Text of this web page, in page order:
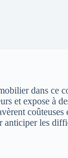
dans ce
et expose à
anticiper les